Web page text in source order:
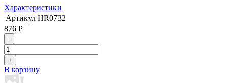
Характеристики
Артикул HR0732
876 Р
-
+
В корзину